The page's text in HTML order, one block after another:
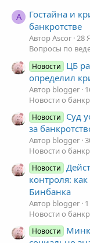
A
Гостайна и
банкротстве
Автор Ascor 28
Вопросы по
Новости
ЦБ
определил
Автор blogger
Новости о
Новости
Суд
за
Автор blogger
Новости о
Новости
контроля:
Бинбанка
Автор blogger
Новости о
Новости